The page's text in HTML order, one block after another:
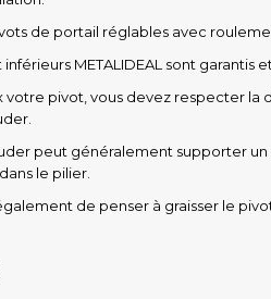
de portail réglables avec
METALIDEAL sont
votre pivot, vous devez respecter
peut généralement supporter
le pilier.
de penser à graisser le